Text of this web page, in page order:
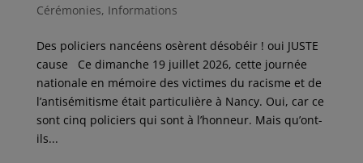
Cérémonies, Informations
Des policiers nancéens osèrent désobéir ! oui JUSTE
cause Ce dimanche 19 juillet 2026, cette journée
nationale en mémoire des victimes du racisme et de
l’antisémitisme était particulière à Nancy. Oui, car ce
sont cinq policiers qui sont à l’honneur. Mais qu’ont-
ils...